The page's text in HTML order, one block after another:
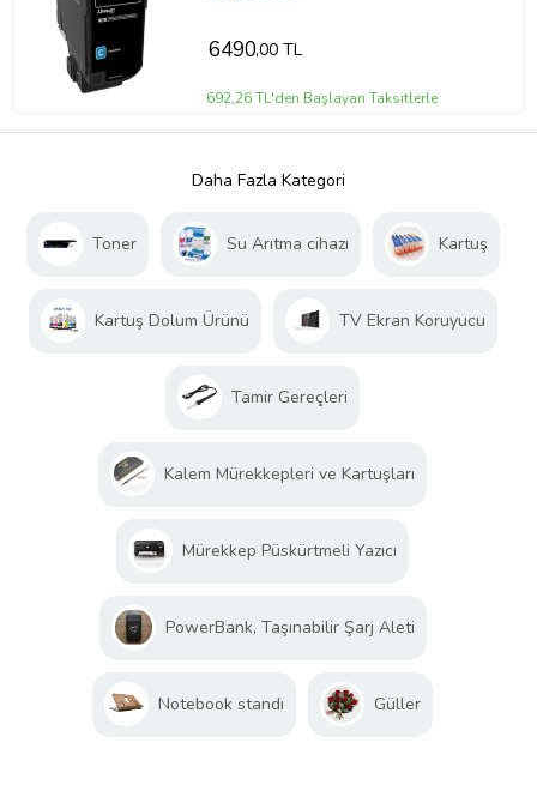
6490,00 TL
692,26 TL'den Başlayan Taksitlerle
Daha Fazla Kategori
Toner Su Arıtma cihazı Kartuş
Kartuş Dolum Ürünü TV Ekran Koruyucu
Tamir Gereçleri
Kalem Mürekkepleri ve Kartuşları
Mürekkep Püskürtmeli Yazıcı
PowerBank, Taşınabilir Şarj Aleti
Notebook standı Güller